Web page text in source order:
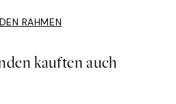
RAHMEN
kauften auch